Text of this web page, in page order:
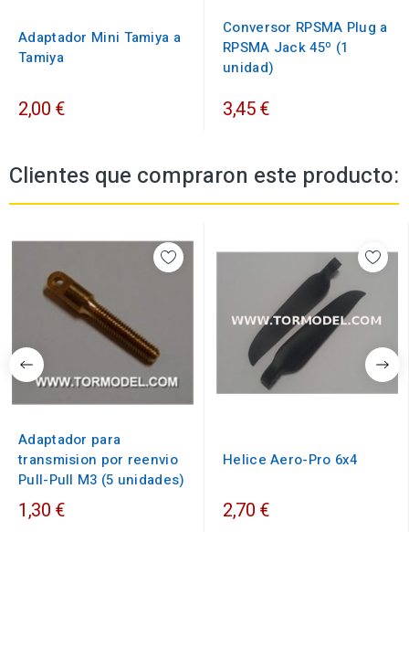
Adaptador Mini Tamiya a
Tamiya
2,00 €
Conversor RPSMA Plug a
RPSMA Jack 45º (1
unidad)
3,45 €
Clientes que compraron este producto:
Adaptador para
transmision por reenvio
Pull-Pull M3 (5 unidades)
1,30 €
Helice Aero-Pro 6x4
2,70 €